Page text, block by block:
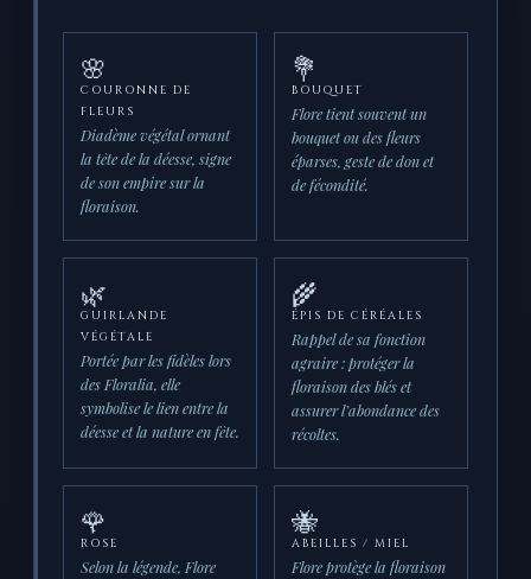
🌸
COURONNE DE
FLEURS
Diadème végétal ornant
la tête de la déesse, signe
de son empire sur la
floraison.
💐
BOUQUET
Flore tient souvent un
bouquet ou des fleurs
éparses, geste de don et
de fécondité.
🌿
GUIRLANDE
VÉGÉTALE
Portée par les fidèles lors
des Floralia, elle
symbolise le lien entre la
déesse et la nature en fête.
🌾
ÉPIS DE CÉRÉALES
Rappel de sa fonction
agraire : protéger la
floraison des blés et
assurer l’abondance des
récoltes.
🌹
ROSE
Selon la légende, Flore
🐝
ABEILLES / MIEL
Flore protège la floraison